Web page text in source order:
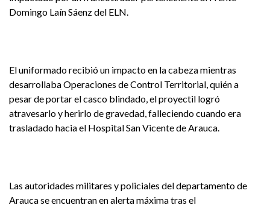
Domingo Laín Sáenz del ELN.
El uniformado recibió un impacto en la cabeza mientras
desarrollaba Operaciones de Control Territorial, quién a
pesar de portar el casco blindado, el proyectil logró
atravesarlo y herirlo de gravedad, falleciendo cuando era
trasladado hacia el Hospital San Vicente de Arauca.
Las autoridades militares y policiales del departamento de
Arauca se encuentran en alerta máxima tras el